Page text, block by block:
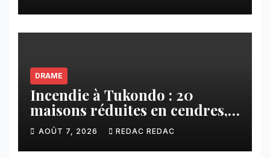
DRAME
Incendie à Tukondo : 20
maisons réduites en cendres,
plusieurs familles sans abri
AOÛT 7, 2026 REDAC REDAC